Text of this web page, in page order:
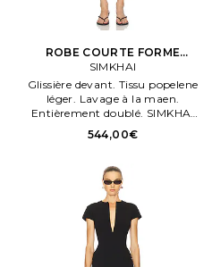
ROBE COURTE FORME
BULLE À MANCHES COURTES
LIRenNE en Marine
SIMKHAI
Glissière devant. Tissu popelene
léger. Lavage à la maen.
Entièrement doublé. SIMKHAI
ROBE COURTE FORME BULLE
À MANCHES COURTES LIRen.
544,00€